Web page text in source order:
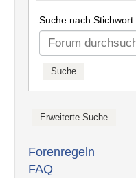
Suche nach Stichwort:
Forenregeln
FAQ